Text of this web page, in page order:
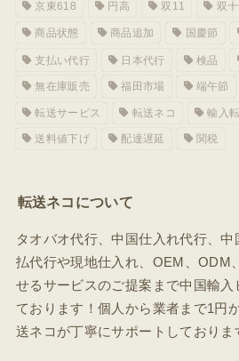
京東618 円高 双11 双
商品状態 商品追加 国慶節
支払い代行 日本代行 検品
無在庫販売 福田市場 端午節
転送サービス 転送ネコ 輸入
送料値下げ 配達遅延 関税
転送ネコについて
タオバオ代行、中国仕入れ代行、
払代行や現地仕入れ、OEM、ODM
せるサービスのご提案まで中国輸入
ております！個人から業者まで1円
送ネコが丁寧にサポートしておりま